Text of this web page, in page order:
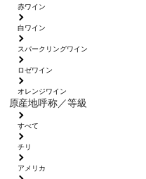
赤ワイン
白ワイン
スパークリングワイン
ロゼワイン
オレンジワイン
原産地呼称／等級
すべて
チリ
アメリカ